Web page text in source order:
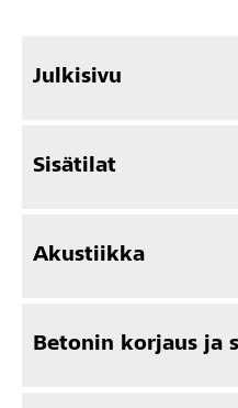
Julkisivu
Sisätilat
Akustiikka
Betonin korjaus ja